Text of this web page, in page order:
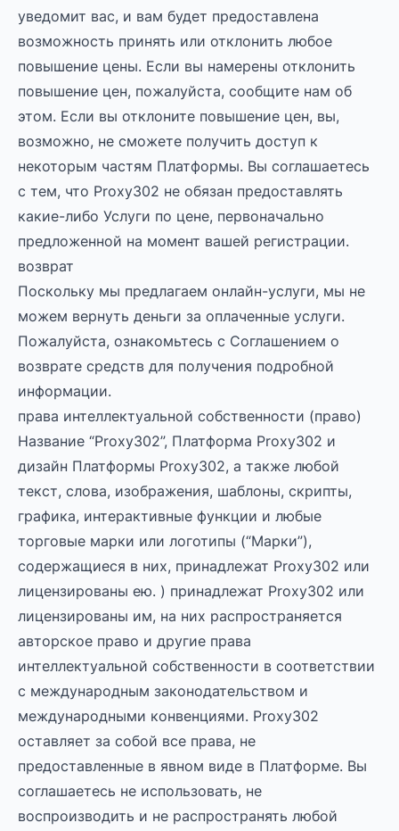
уведомит вас, и вам будет предоставлена
возможность принять или отклонить любое
повышение цены. Если вы намерены отклонить
повышение цен, пожалуйста, сообщите нам об
этом. Если вы отклоните повышение цен, вы,
возможно, не сможете получить доступ к
некоторым частям Платформы. Вы соглашаетесь
с тем, что Proxy302 не обязан предоставлять
какие-либо Услуги по цене, первоначально
предложенной на момент вашей регистрации.
возврат
Поскольку мы предлагаем онлайн-услуги, мы не
можем вернуть деньги за оплаченные услуги.
Пожалуйста, ознакомьтесь с Соглашением о
возврате средств для получения подробной
информации.
права интеллектуальной собственности (право)
Название “Proxy302”, Платформа Proxy302 и
дизайн Платформы Proxy302, а также любой
текст, слова, изображения, шаблоны, скрипты,
графика, интерактивные функции и любые
торговые марки или логотипы (“Марки”),
содержащиеся в них, принадлежат Proxy302 или
лицензированы ею. ) принадлежат Proxy302 или
лицензированы им, на них распространяется
авторское право и другие права
интеллектуальной собственности в соответствии
с международным законодательством и
международными конвенциями. Proxy302
оставляет за собой все права, не
предоставленные в явном виде в Платформе. Вы
соглашаетесь не использовать, не
воспроизводить и не распространять любой